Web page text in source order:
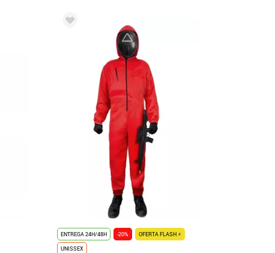
ENTREGA 24H/48H -20%
OFERTA FLASH ⚡
UNISSEX